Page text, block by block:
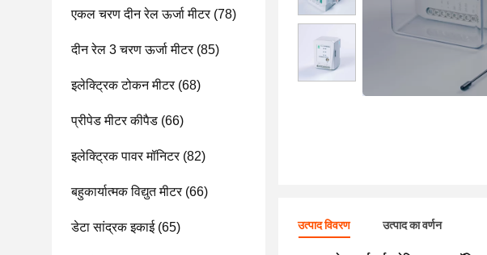
एकल चरण दीन रेल ऊर्जा मीटर(78)
दीन रेल 3 चरण ऊर्जा मीटर(85)
इलेक्ट्रिक टोकन मीटर(68)
प्रीपेड मीटर कीपैड (66)
इलेक्ट्रिक पावर मॉनिटर(82)
बहुकार्यात्मक विद्युत मीटर(66)
डेटा सांद्रक इकाई(65) उत्पाद विवरण उत्पाद का वर्णन